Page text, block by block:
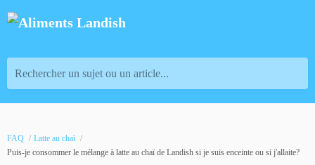
Rechercher un sujet ou un article...
FAQ
Latte au chaï
Puis-je consommer le mélange à latte au chaï de Landish si je suis enceinte ou si j'allaite?